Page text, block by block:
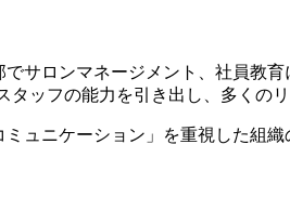
サロンマネージメント、社員教育
ッフの能力を引き出し、多くの
ュニケーション」を重視した組